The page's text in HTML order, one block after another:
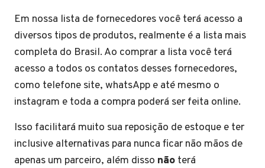
Em nossa lista de fornecedores você terá acesso a
diversos tipos de produtos, realmente é a lista mais
completa do Brasil. Ao comprar a lista você terá
acesso a todos os contatos desses fornecedores,
como telefone site, whatsApp e até mesmo o
instagram e toda a compra poderá ser feita online.
Isso facilitará muito sua reposição de estoque e ter
inclusive alternativas para nunca ficar não mãos de
apenas um parceiro, além disso não terá